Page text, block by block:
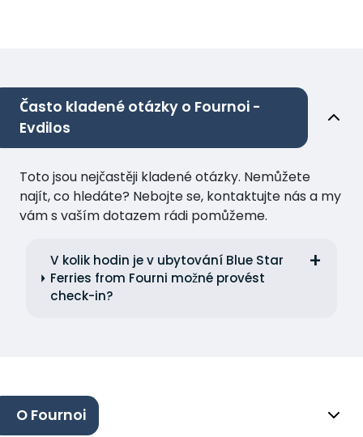
Často kladené otázky o Fournoi -
Evdilos
Toto jsou nejčastěji kladené otázky. Nemůžete
najít, co hledáte? Nebojte se, kontaktujte nás a my
vám s vaším dotazem rádi pomůžeme.
V kolik hodin je v ubytování Blue Star
Ferries from Fourni možné provést
check-in?
O Fournoi